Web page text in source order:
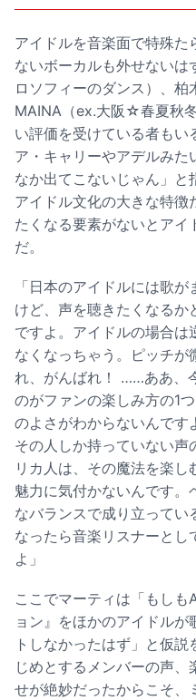
アイドルを音楽面で特殊た
ないボーカルも外せないは
ロソフィーのダンス）、柏
MAINA（ex.大阪☆春夏秋
い評価を受けている者もい
ア・キャリーやアデルみ
なか出てこないじゃん」
アイドル文化の大きな特徴
たくなる要素がないとア
だ。
「日本のアイドルには歌
けど、声を聴きたくなるか
ですよ。アイドルの場合は
なくなっちゃう。ピッチ
れ、がんばれ！ ……ああ、
のがファンの楽しみ方の1
のよさがわからないんです
その人しか持っていない声
リカ人は、その魔法を楽
魅力に気付かないんです。
なバランスで成り立ってい
なったら音楽リスナーとし
よ」
ここでマーティは「もし
ョン』をほかのアイドル
トしなかったはず」と仮
じめとするメンバーの声
せが絶妙だったからこそ、